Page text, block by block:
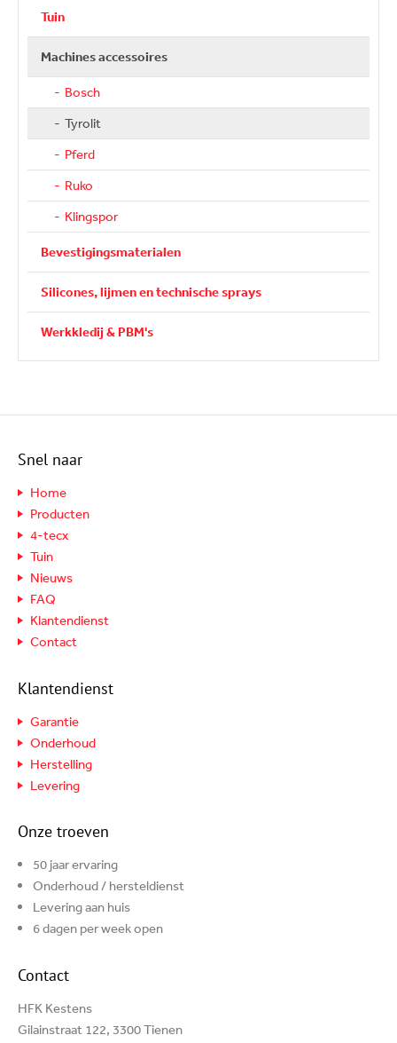
Tuin
Machines accessoires
Bosch
Tyrolit
Pferd
Ruko
Klingspor
Bevestigingsmaterialen
Silicones, lijmen en technische sprays
Werkkledij & PBM's
Snel naar
Home
Producten
4-tecx
Tuin
Nieuws
FAQ
Klantendienst
Contact
Klantendienst
Garantie
Onderhoud
Herstelling
Levering
Onze troeven
50 jaar ervaring
Onderhoud / hersteldienst
Levering aan huis
6 dagen per week open
Contact
HFK Kestens
Gilainstraat 122, 3300 Tienen